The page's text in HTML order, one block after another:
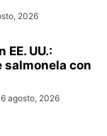
2026
UU.:
con
6 agosto, 2026